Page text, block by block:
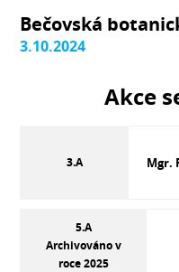
Bečovská
3.10.2024
Akce
3.A Mgr.
5.A
Archivováno v
roce 2025